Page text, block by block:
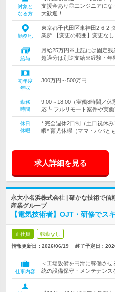
対象と
なる方
支援金あり◎エンジニアにな
大歓迎！
勤務地
東京都千代田区東神田2-6-2
業所 【変更の範囲】変更なし
給与
月給25万円※上記には固定
超過分は別途支給※経験・年
初年度
年収
300万円～500万円
勤務
時間
9:00～18:00（実働8時間／
応┗ フルリモート案件や実働
休日
休暇
* 完全週休2日制（土日祝休
暇* 育児休暇（ママ・パパと
求人詳細を見る
永大小名浜株式会社 | 確かな技術で
産業グループ
【電気技術者】OJT・研修で
正社員 転勤なし
情報更新日：2026/06/19 終了予定日：
仕事内容
＜工場設備を円滑に稼働さ
統の設備保守・メンテナン